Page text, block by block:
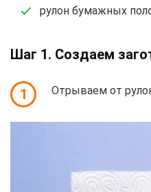
рулон бумажных
Шаг 1. Создаем
1 Отрываем от